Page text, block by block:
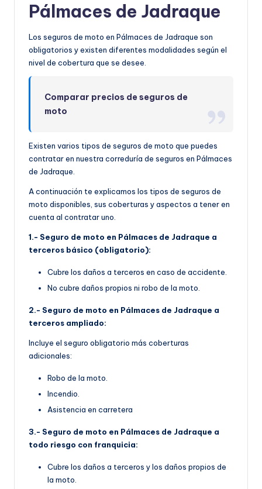
Pálmaces de Jadraque
Los seguros de moto en Pálmaces de Jadraque son
obligatorios y existen diferentes modalidades según el
nivel de cobertura que se desee.
Comparar precios de seguros de
moto
Existen varios tipos de seguros de moto que puedes
contratar en nuestra correduría de seguros en Pálmaces
de Jadraque.
A continuación te explicamos los tipos de seguros de
moto disponibles, sus coberturas y aspectos a tener en
cuenta al contratar uno.
1.- Seguro de moto en Pálmaces de Jadraque a
terceros básico (obligatorio):
Cubre los daños a terceros en caso de accidente.
No cubre daños propios ni robo de la moto.
2.- Seguro de moto en Pálmaces de Jadraque a
terceros ampliado:
Incluye el seguro obligatorio más coberturas
adicionales:
Robo de la moto.
Incendio.
Asistencia en carretera
3.- Seguro de moto en Pálmaces de Jadraque a
todo riesgo con franquicia:
Cubre los daños a terceros y los daños propios de
la moto.